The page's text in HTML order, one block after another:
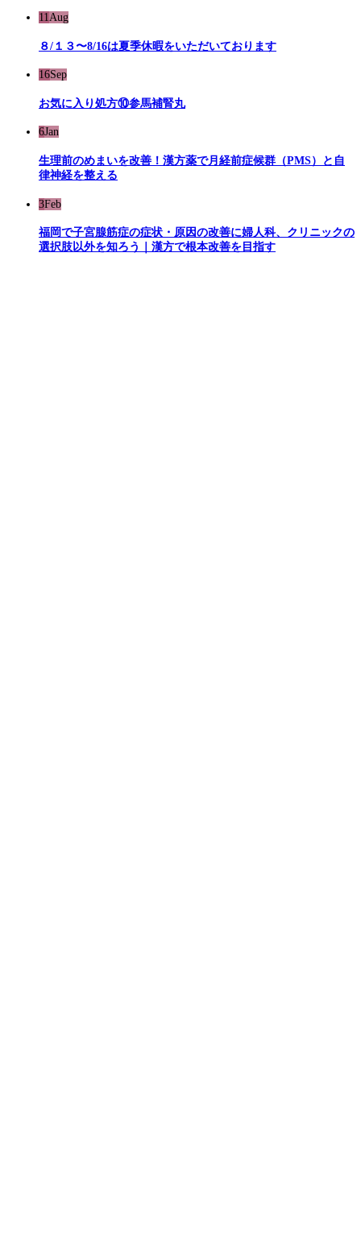
11 Aug
８/１３〜8/16は夏季休暇をいただいております
16Sep
お気に入り処方⑩参馬補腎丸
6Jan
生理前のめまいを改善！漢方薬で月経前症候群（PMS）と自
律神経を整える
3Feb
福岡で子宮腺筋症の症状・原因の改善に婦人科、クリニックの
選択肢以外を知ろう｜漢方で根本改善を目指す